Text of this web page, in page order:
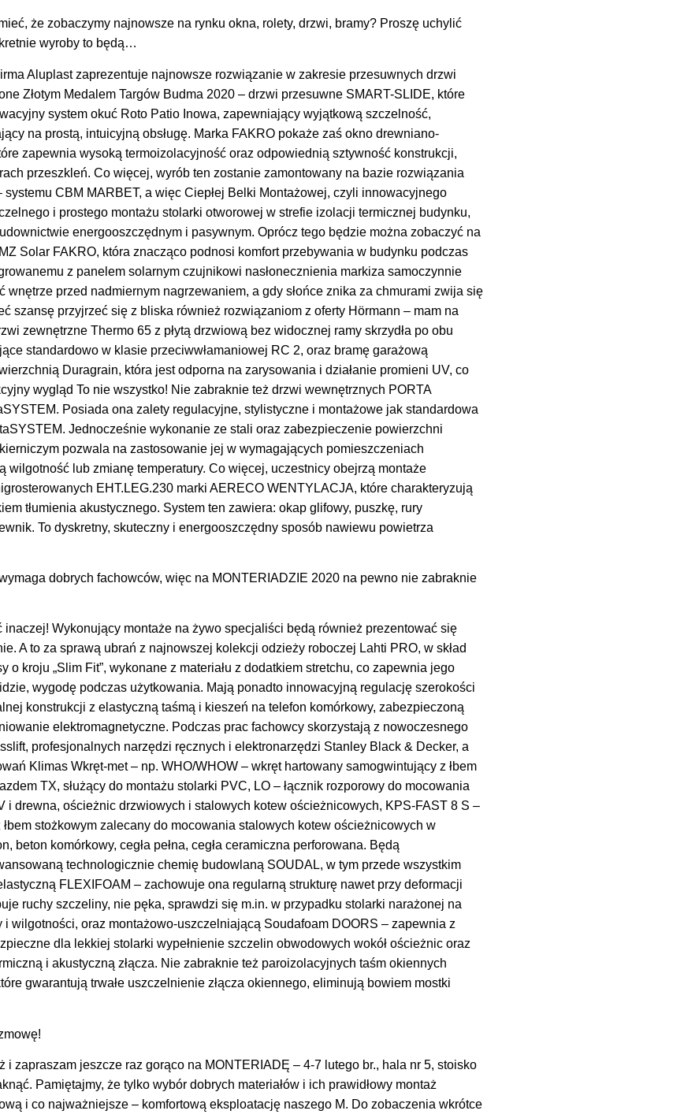
że zobaczymy najnowsze na rynku okna, rolety, drzwi, bramy? Proszę uchylić
wyroby to będą…
Aluplast zaprezentuje najnowsze rozwiązanie w zakresie przesuwnych drzwi
Złotym Medalem Targów Budma 2020 – drzwi przesuwne SMART-SLIDE, które
system okuć Roto Patio Inowa, zapewniający wyjątkową szczelność,
na prostą, intuicyjną obsługę. Marka FAKRO pokaże zaś okno drewniano-
zapewnia wysoką termoizolacyjność oraz odpowiednią sztywność konstrukcji,
przeszkleń. Co więcej, wyrób ten zostanie zamontowany na bazie rozwiązania
systemu CBM MARBET, a więc Ciepłej Belki Montażowej, czyli innowacyjnego
i prostego montażu stolarki otworowej w strefie izolacji termicznej budynku,
energooszczędnym i pasywnym. Oprócz tego będzie można zobaczyć na
Solar FAKRO, która znacząco podnosi komfort przebywania w budynku podczas
z panelem solarnym czujnikowi nasłonecznienia markiza samoczynnie
wnętrze przed nadmiernym nagrzewaniem, a gdy słońce znika za chmurami zwija się
szansę przyjrzeć się z bliska również rozwiązaniom z oferty Hörmann – mam na
zewnętrzne Thermo 65 z płytą drzwiową bez widocznej ramy skrzydła po obu
standardowo w klasie przeciwwłamaniowej RC 2, oraz bramę garażową
Duragrain, która jest odporna na zarysowania i działanie promieni UV, co
wygląd To nie wszystko! Nie zabraknie też drzwi wewnętrznych PORTA
Posiada ona zalety regulacyjne, stylistyczne i montażowe jak standardowa
Jednocześnie wykonanie ze stali oraz zabezpieczenie powierzchni
pozwala na zastosowanie jej w wymagających pomieszczeniach
wilgotność lub zmianę temperatury. Co więcej, uczestnicy obejrzą montaże
EHT.LEG.230 marki AERECO WENTYLACJA, które charakteryzują
tłumienia akustycznego. System ten zawiera: okap glifowy, puszkę, rury
To dyskretny, skuteczny i energooszczędny sposób nawiewu powietrza
dobrych fachowców, więc na MONTERIADZIE 2020 na pewno nie zabraknie
inaczej! Wykonujący montaże na żywo specjaliści będą również prezentować się
A to za sprawą ubrań z najnowszej kolekcji odzieży roboczej Lahti PRO, w skład
o kroju „Slim Fit”, wykonane z materiału z dodatkiem stretchu, co zapewnia jego
wygodę podczas użytkowania. Mają ponadto innowacyjną regulację szerokości
konstrukcji z elastyczną taśmą i kieszeń na telefon komórkowy, zabezpieczoną
elektromagnetyczne. Podczas prac fachowcy skorzystają z nowoczesnego
profesjonalnych narzędzi ręcznych i elektronarzędzi Stanley Black & Decker, a
Klimas Wkręt-met – np. WHO/WHOW – wkręt hartowany samogwintujący z łbem
TX, służący do montażu stolarki PVC, LO – łącznik rozporowy do mocowania
i drewna, ościeżnic drzwiowych i stalowych kotew ościeżnicowych, KPS-FAST 8 S –
łbem stożkowym zalecany do mocowania stalowych kotew ościeżnicowych w
beton komórkowy, cegła pełna, cegła ceramiczna perforowana. Będą
technologicznie chemię budowlaną SOUDAL, w tym przede wszystkim
FLEXIFOAM – zachowuje ona regularną strukturę nawet przy deformacji
ruchy szczeliny, nie pęka, sprawdzi się m.in. w przypadku stolarki narażonej na
i wilgotności, oraz montażowo-uszczelniającą Soudafoam DOORS – zapewnia z
dla lekkiej stolarki wypełnienie szczelin obwodowych wokół ościeżnic oraz
i akustyczną złącza. Nie zabraknie też paroizolacyjnych taśm okiennych
gwarantują trwałe uszczelnienie złącza okiennego, eliminują bowiem mostki
i zapraszam jeszcze raz gorąco na MONTERIADĘ – 4-7 lutego br., hala nr 5, stoisko
Pamiętajmy, że tylko wybór dobrych materiałów i ich prawidłowy montaż
i co najważniejsze – komfortową eksploatację naszego M. Do zobaczenia wkrótce